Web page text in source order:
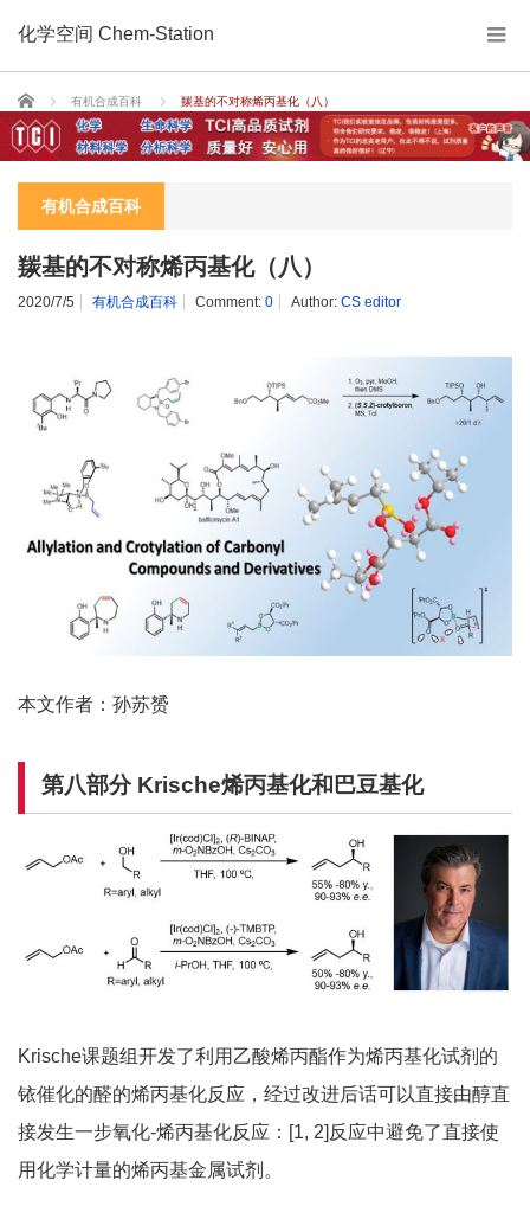
化学空间 Chem-Station
Home 有机合成百科 羰基的不对称烯丙基化（八）
有机合成百科
羰基的不对称烯丙基化（八）
2020/7/5 有机合成百科 Comment: 0 Author: CS editor
本文作者：孙苏赟
第八部分Krische烯丙基化和巴豆基化
Krische课题组开发了利用乙酸烯丙酯作为烯丙基化试剂的
铱催化的醛的烯丙基化反应，经过改进后话可以直接由醇直
接发生一步氧化-烯丙基化反应：[1, 2]反应中避免了直接使
用化学计量的烯丙基金属试剂。